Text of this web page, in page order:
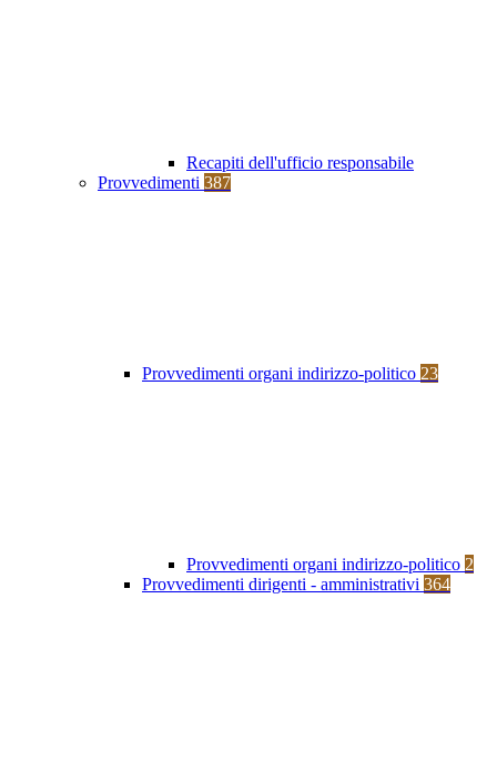
Recapiti dell'ufficio responsabile
Provvedimenti 387
Provvedimenti organi indirizzo-politico 23
Provvedimenti organi indirizzo-politico 2
Provvedimenti dirigenti - amministrativi 364